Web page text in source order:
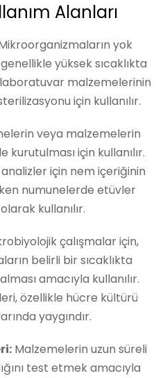
Alanları
yok
yüksek sıcaklıkta
laboratuvar malzemelerinin
için kullanılır.
veya malzemelerin
için kullanılır.
için nem içeriğinin
numunelerde etüvler
kullanılır.
çalışmalar için,
belirli bir sıcaklıkta
amacıyla kullanılır.
özellikle hücre kültürü
yaygındır.
Malzemelerin uzun süreli
test etmek amacıyla